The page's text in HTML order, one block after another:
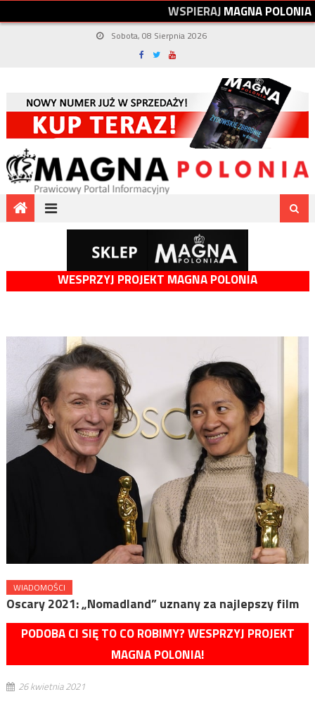
WSPIERAJMAGNAPOLONIA
Sobota, 08 Sierpnia 2026
WESPRZYJ PROJEKT MAGNA POLONIA
WIADOMOŚCI
Oscary 2021: „Nomadland” uznany za najlepszy film
PODOBA CI SIĘ TO CO ROBIMY? WESPRZYJ PROJEKT
MAGNA POLONIA!
26 kwietnia 2021